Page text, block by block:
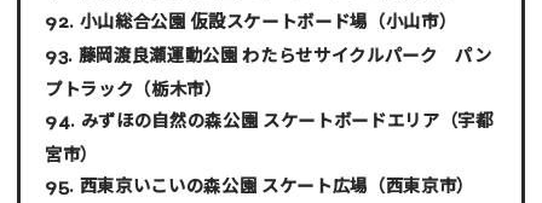
小山総合公園 仮設スケートボード場 （小山市）
藤岡渡良瀬運動公園 わたらせサイクルパーク パン
プトラック （栃木市）
みずほの自然の森公園 スケートボードエリア （宇都
宮市）
西東京いこいの森公園 スケート広場 （西東京市）